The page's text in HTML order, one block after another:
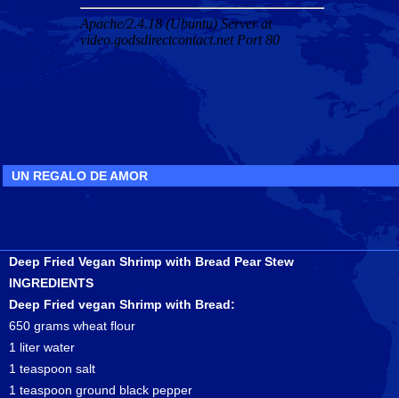
UN REGALO DE AMOR
Deep Fried Vegan Shrimp with Bread Pear Stew
INGREDIENTS
Deep Fried vegan Shrimp with Bread:
650 grams wheat flour
1 liter water
1 teaspoon salt
1 teaspoon ground black pepper